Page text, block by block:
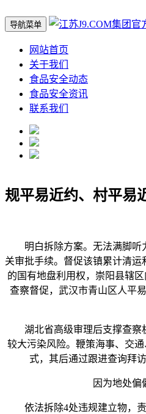
导航菜单
网站首页
关于我们
食品安全动态
食品安全资讯
联系我们
规平易近约、村平易
明白拆除方案。无法满脚听力
关审批手续。督促该镇累计清
的国有地盘利用权，崇阳县辖
查察督促，武汉市青山区人平
湖北省高级审理后支撑查察机
较大污染风险。鞭策海事、交
式，其后通过跟进查询拜
因为地处偏僻
依法拆除4处违规建立物，责